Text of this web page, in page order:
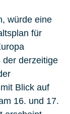
würde eine
für
der derzeitige
Blick auf
16. und 17.